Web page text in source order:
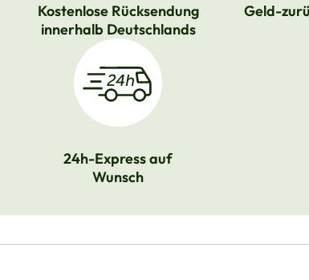
Kostenlose Rücksendung
innerhalb Deutschlands
Geld-
24h-Express auf
Wunsch